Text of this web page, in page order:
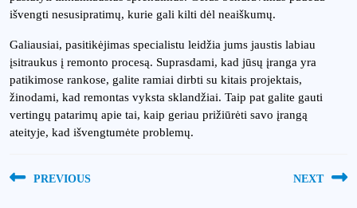
išvengti nesusipratimų, kurie gali kilti dėl neaiškumų.
Galiausiai, pasitikėjimas specialistu leidžia jums jaustis labiau
įsitraukus į remonto procesą. Suprasdami, kad jūsų įranga yra
patikimose rankose, galite ramiai dirbti su kitais projektais,
žinodami, kad remontas vyksta sklandžiai. Taip pat galite gauti
vertingų patarimų apie tai, kaip geriau prižiūrėti savo įrangą
ateityje, kad išvengtumėte problemų.
tarpPREVIOUS NEXT